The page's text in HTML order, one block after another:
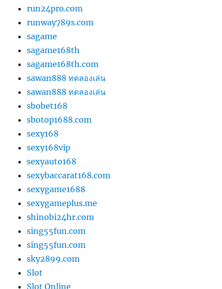
run24pro.com
runway789s.com
sagame
sagame168th
sagame168th.com
sawan888 ทดลองเล่น
sawan888 ทดลองเล่น
sbobet168
sbotop1688.com
sexy168
sexy168vip
sexyauto168
sexybaccarat168.com
sexygame1688
sexygameplus.me
shinobi24hr.com
sing55fun.com
sing55fun.com
sky2899.com
Slot
Slot Online